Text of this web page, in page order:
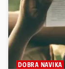
DOBRA NAVIKA